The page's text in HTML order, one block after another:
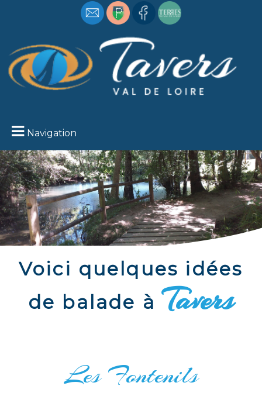
Navigation
Voici quelques idées
de balade àTavers
Les Fontenils